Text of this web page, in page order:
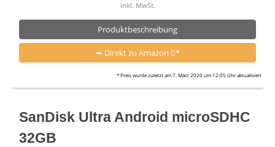
inkl. MwSt.
Produktbeschreibung
➥ Direkt zu Amazon *
* Preis wurde zuletzt am 7. März 2020 um 12:05 Uhr aktualisiert
SanDisk Ultra Android microSDHC
32GB